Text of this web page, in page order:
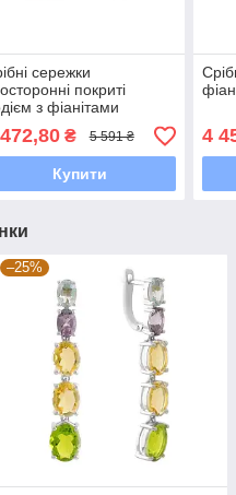
сережки
покриті
з фіанітами
₴ 5 591 ₴
Купити
4
–25%